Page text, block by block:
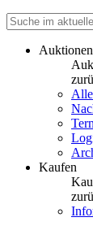
Auktionen
Kaufen